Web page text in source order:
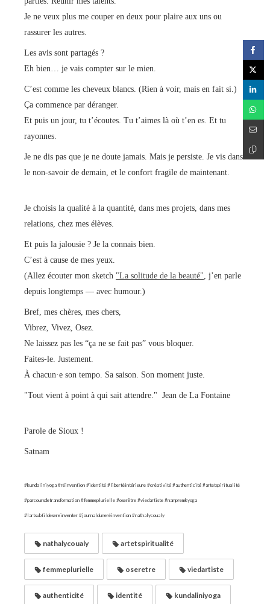
Je ne veux plus me couper en deux pour plaire aux uns ou
rassurer les autres.
Les avis sont partagés ?
Eh bien… je vais compter sur le mien.
C’est comme les cheveux blancs. (Rien à voir, mais en fait si.)
Ça commence par déranger.
Et puis un jour, tu t’écoutes. Tu t’aimes là où t’en es. Et tu
rayonnes.
Je ne dis pas que je ne doute jamais. Mais je persiste. Je vis dans
le non-savoir de demain, et le confort fragile de maintenant.
Je choisis la qualité à la quantité, dans mes projets, dans mes
relations, chez mes élèves.
Et puis la jalousie ? Je la connais bien.
C’est à cause de mes yeux.
(Allez écouter mon sketch "La solitude de la beauté", j’en parle
depuis longtemps — avec humour.)
Bref, mes chères, mes chers,
Vibrez, Vivez, Osez.
Ne laissez pas les “ça ne se fait pas” vous bloquer.
Faites-le. Justement.
À chacun·e son tempo. Sa saison. Son moment juste.
"Tout vient à point à qui sait attendre." Jean de La Fontaine
Parole de Sioux !
Satnam
#kundaliniyoga #réinvention #identité #libertéintérieure #créativité #authenticité #artetspiritualité
#parcoursdetransformation #femmeplurielle #oserêtre #viedartiste #nampremkyoga
#lartsubtildesereinventer #journalduneréinvention #nathalycoualy
nathalycoualy artetspiritualité
femmeplurielle oseretre viedartiste
authenticité identité kundaliniyoga